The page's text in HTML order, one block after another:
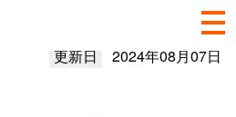
更新日 2024年08月07日